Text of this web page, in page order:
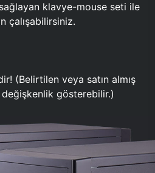
klavye-mouse seti ile
çalışabilirsiniz.
(Belirtilen veya satın almış
gösterebilir.)